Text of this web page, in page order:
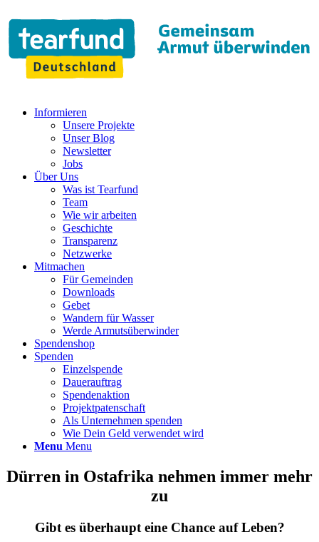
Informieren
Unsere Projekte
Unser Blog
Newsletter
Jobs
Über Uns
Was ist Tearfund
Team
Wie wir arbeiten
Geschichte
Transparenz
Netzwerke
Mitmachen
Für Gemeinden
Downloads
Gebet
Wandern für Wasser
Werde Armutsüberwinder
Spendenshop
Spenden
Einzelspende
Dauerauftrag
Spendenaktion
Projektpatenschaft
Als Unternehmen spenden
Wie Dein Geld verwendet wird
Menu Menu
Dürren in Ostafrika nehmen immer mehr
zu
Gibt es überhaupt eine Chance auf Leben?